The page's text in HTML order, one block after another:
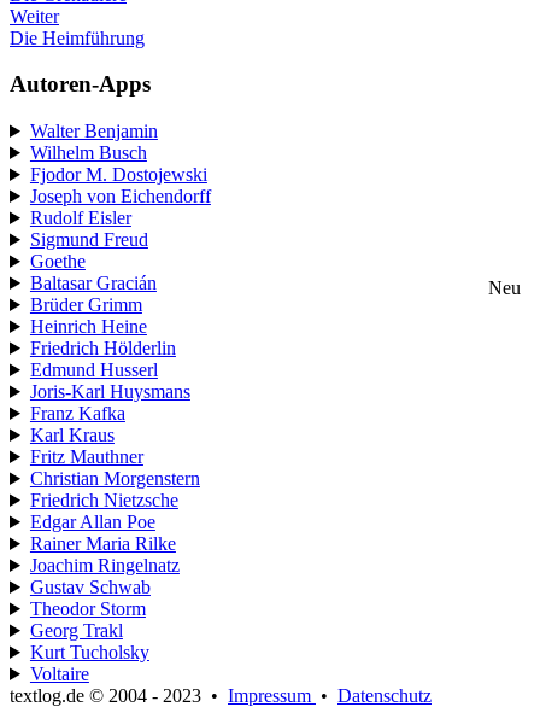
Weiter
Die Heimführung
Autoren-Apps
Walter Benjamin
Wilhelm Busch
Fjodor M. Dostojewski
Joseph von Eichendorff
Rudolf Eisler
Sigmund Freud
Goethe
Baltasar Gracián
Neu
Brüder Grimm
Heinrich Heine
Friedrich Hölderlin
Edmund Husserl
Joris-Karl Huysmans
Franz Kafka
Karl Kraus
Fritz Mauthner
Christian Morgenstern
Friedrich Nietzsche
Edgar Allan Poe
Rainer Maria Rilke
Joachim Ringelnatz
Gustav Schwab
Theodor Storm
Georg Trakl
Kurt Tucholsky
Voltaire
textlog.de © 2004 - 2023 • Impressum • Datenschutz